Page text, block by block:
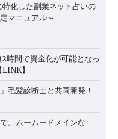
化した副業ネット占いの
マニュアル～
時間で資金化が可能となっ
】
毛髪診断士と共同開発！
。ムームードメインな